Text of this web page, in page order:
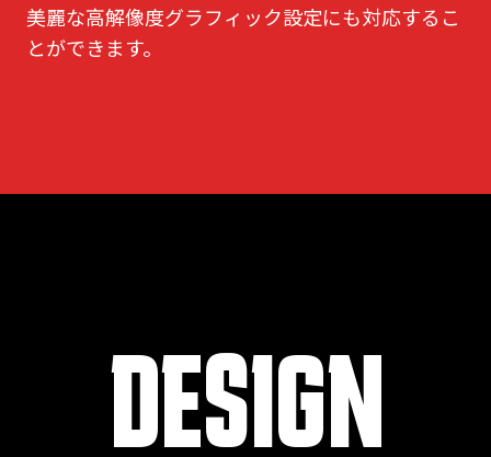
美麗な高解像度グラフィック設定にも対応するこ
とができます。
DESIGN